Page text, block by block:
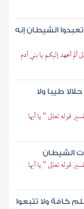
الشيطان إنه
أعهد إليكم يا بني آدم
طيبا ولا
قوله تعالى " يا أيها
الشيطان
قوله تعالى " يا أيها
كافة ولا تتبعوا